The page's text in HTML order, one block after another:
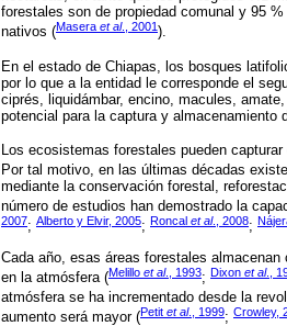
forestales son de propiedad comunal y 95
nativos (Masera et al., 2001).
En el estado de Chiapas, los bosques
por lo que a la entidad le corresponde el
ciprés, liquidámbar, encino, macules,
potencial para la captura y almacenamiento
Los ecosistemas forestales pueden
Por tal motivo, en las últimas décadas
mediante la conservación forestal,
número de estudios han demostrado la
2007; Alberto y Elvir, 2005; Roncal et al., 2008;
Cada año, esas áreas forestales
en la atmósfera (Melillo et al., 1993; Dixon et al.,
atmósfera se ha incrementado desde la
aumento será mayor (Petit et al., 1999; Crowley,